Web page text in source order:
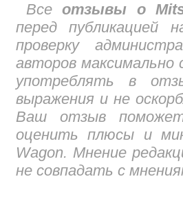
Всеотзывы о
перед публикацией
проверку
авторов максимально
употреблять в
выражения и не
Ваш отзыв
оценить плюсы и
Wagon. Мнение
не совпадать с